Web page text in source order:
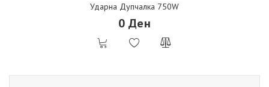
Ударна Дупчалка 750W
0 Ден